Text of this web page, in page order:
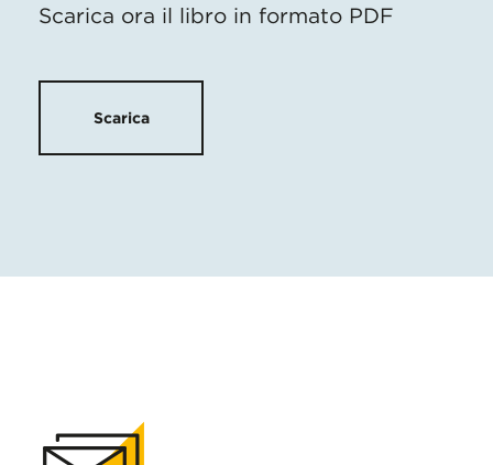
Scarica ora il libro in formato PDF
Scarica